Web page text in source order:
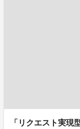
「リクエスト実現